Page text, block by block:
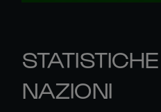
NAZIONI